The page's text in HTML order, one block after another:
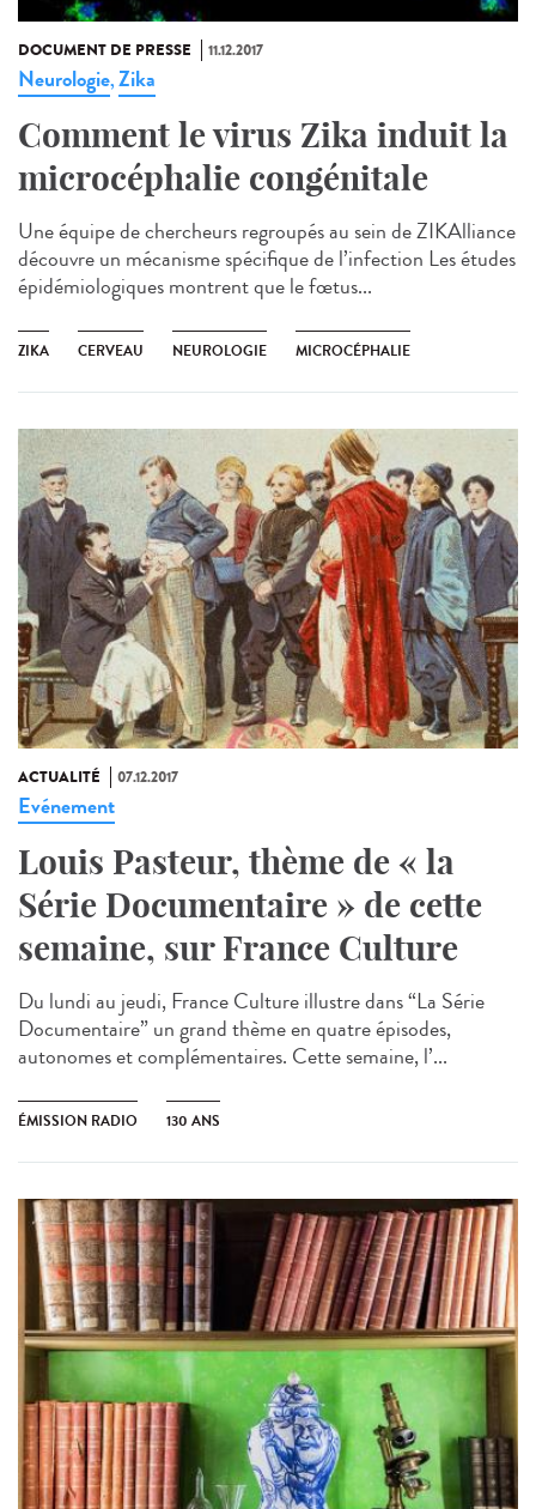
DOCUMENT DE PRESSE 11.12.2017
Neurologie,Zika
Comment le virus Zika induit la
microcéphalie congénitale
Une équipe de chercheurs regroupés au sein de ZIKAlliance
découvre un mécanisme spécifique de l’infection Les études
épidémiologiques montrent que le fœtus...
ZIKA CERVEAU NEUROLOGIE MICROCÉPHALIE
ACTUALITÉ 07.12.2017
Evénement
Louis Pasteur, thème de « la
Série Documentaire » de cette
semaine, sur France Culture
Du lundi au jeudi, France Culture illustre dans “La Série
Documentaire” un grand thème en quatre épisodes,
autonomes et complémentaires. Cette semaine, l’...
ÉMISSION RADIO 130 ANS